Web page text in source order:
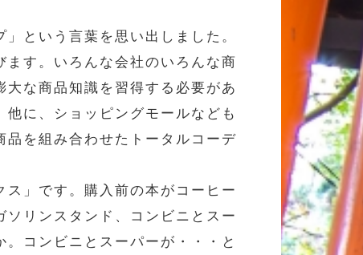
という言葉を思い出しました。
ます。いろんな会社のいろんな商
な商品知識を習得する必要があ
に、ショッピングモールなども
を組み合わせたトータルコーデ
」です。購入前の本がコーヒー
リンスタンド、コンビニとスー
コンビニとスーパーが・・・と